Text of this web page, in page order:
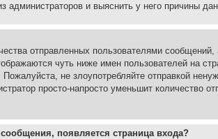
и выяснить у него причины
отправленных пользователями
чуть ниже имен пользователей на
не злоупотребляйте отправкой
просто-напросто уменьшит количество
появляется страница входа?